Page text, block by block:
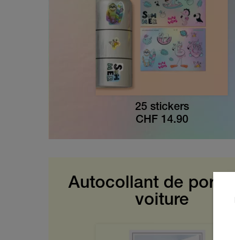
25 stickers
CHF 14.90
Autocollant de porte
voiture